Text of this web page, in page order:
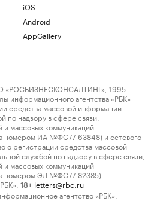
iOS
Android
AppGallery
1995–
информационного агентства «РБК»
средства массовой информации
по надзору в сфере связи,
массовых коммуникаций
номером ИА №ФС77-63848) и сетевого
о регистрации средства массовой
службой по надзору в сфере связи,
массовых коммуникаций
номером ЭЛ №ФС77-82385)
18+ letters@rbc.ru
агентство «РБК».